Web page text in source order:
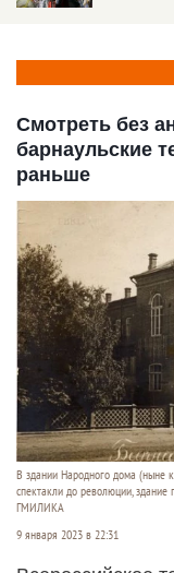
Смотреть без
барнаульские
раньше
В здании Народного дома (ныне
спектакли до революции, здание
ГМИЛИКА
9 января 2023 в 22:31